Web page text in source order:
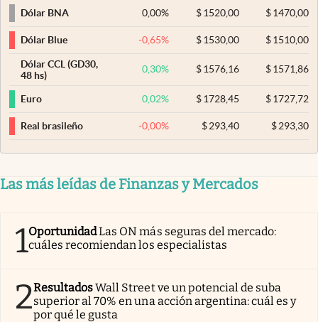
Dólar BNA
0,00% $ 1520,00 $1470,00
Dólar Blue -0,65% $ 1530,00 $1510,00
Dólar CCL (GD30,
48 hs)
0,30% $ 1576,16 $1571,86
Euro 0,02% $ 1728,45 $1727,72
Real brasileño -0,00% $ 293,40 $293,30
Las más leídas de Finanzas y Mercados
1OportunidadLas ON más seguras del mercado:
cuáles recomiendan los especialistas
2ResultadosWall Street ve un potencial de suba
superior al 70% en una acción argentina: cuál es y
por qué le gusta